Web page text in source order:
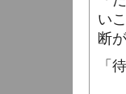
い
断
「